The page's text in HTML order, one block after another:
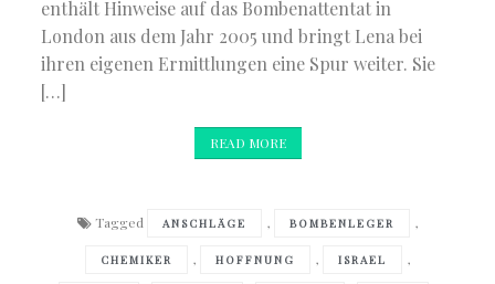
enthält Hinweise auf das Bombenattentat in
London aus dem Jahr 2005 und bringt Lena bei
ihren eigenen Ermittlungen eine Spur weiter. Sie
[…]
READ MORE
Tagged ANSCHLÄGE , BOMBENLEGER ,
CHEMIKER , HOFFNUNG , ISRAEL ,